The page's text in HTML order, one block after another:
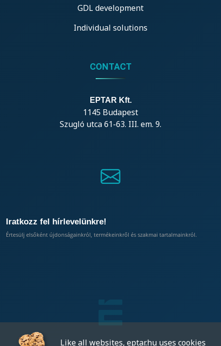
GDL development
Individual solutions
CONTACT
EPTAR Kft.
1145 Budapest
Szugló utca 61-63. III. em. 9.
Iratkozz fel hírlevelünkre!
Értesülj elsőként újdonságainkról, termékeinkről és szakmai tartalmainkról.
Like all websites, eptar.hu uses cookies